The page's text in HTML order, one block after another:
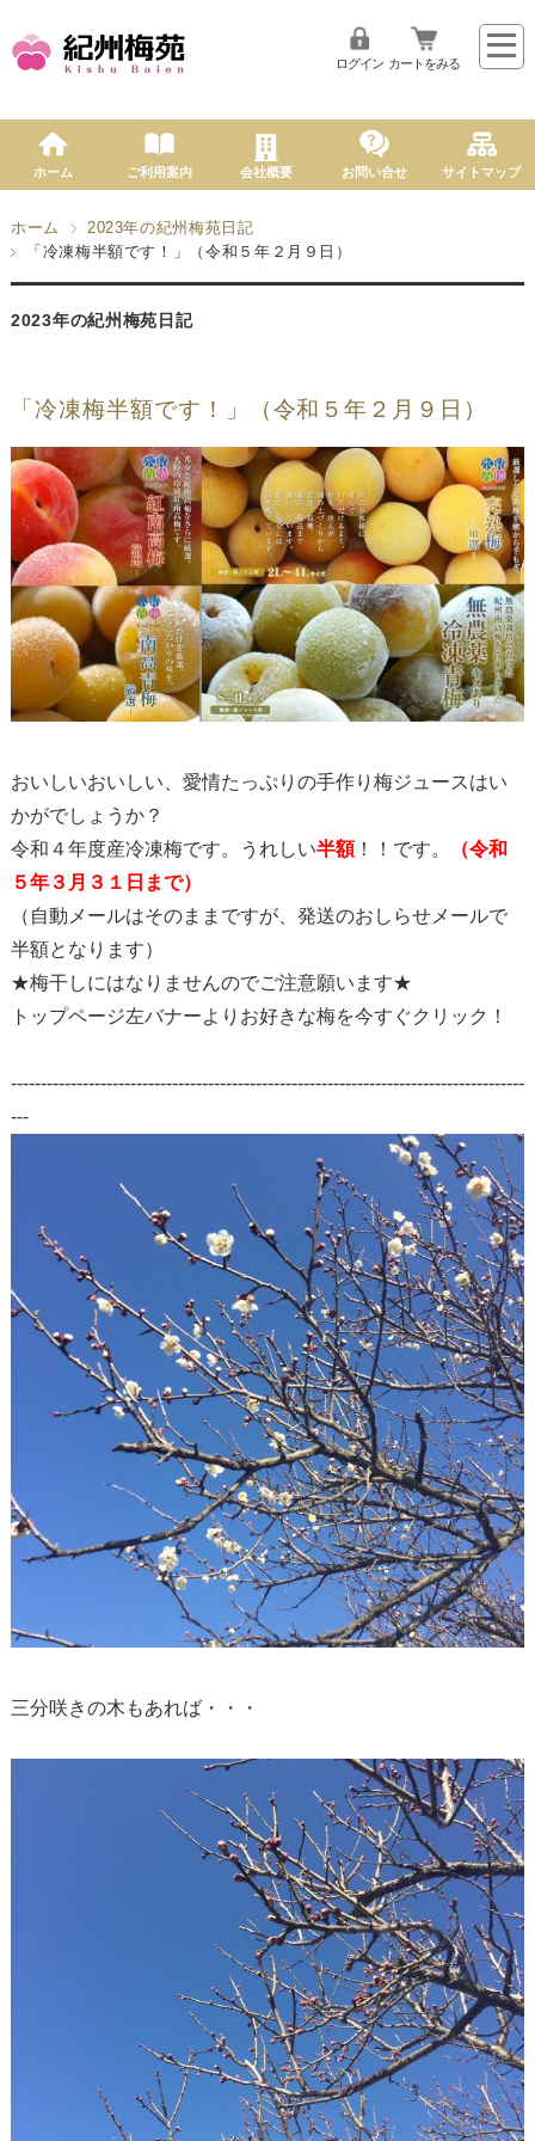
ログイン カートをみる
ホーム ご利用案内 会社概要 お問い合せ サイトマップ
ホーム
2023年の紀州梅苑日記
「冷凍梅半額です！」（令和５年２月９日）
2023年の紀州梅苑日記
「冷凍梅半額です！」（令和５年２月９日）
おいしいおいしい、愛情たっぷりの手作り梅ジュースはい
かがでしょうか？
令和４年度産冷凍梅です。うれしい半額！！です。
（令和
５年３月３１日まで）
（自動メールはそのままですが、発送のおしらせメールで
半額となります）
★梅干しにはなりませんのでご注意願います★
トップページ左バナーよりお好きな梅を今すぐクリック！
--------------------------------------------------------------------------------------
---
三分咲きの木もあれば・・・